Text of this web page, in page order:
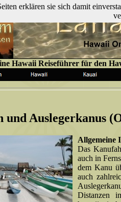
Hawaii Reiseführer für den
und Auslegerkanus
Allgemeine
Das
auch in
dem Kanu
auch
Distanzen
erklären sie sich damit